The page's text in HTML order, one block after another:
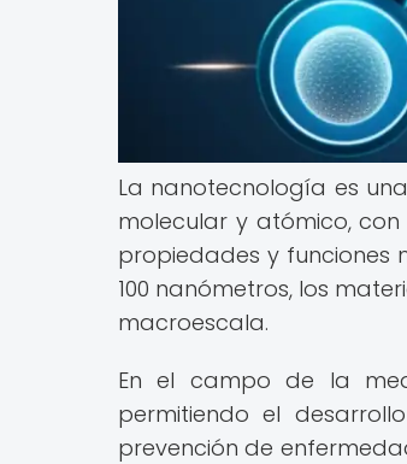
La nanotecnología es
molecular y atómico,
propiedades y funciones
100 nanómetros, los
macroescala.
En el campo de la
permitiendo el
prevención de